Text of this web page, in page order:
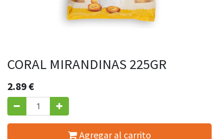
CORAL MIRANDINAS 225GR
2.89€
Agregar al carrito